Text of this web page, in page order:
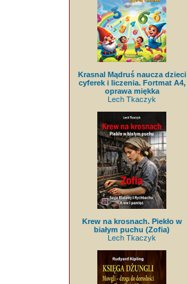
Krasnal Mądruś naucza dzieci
cyferek i liczenia. Fortmat A4,
oprawa miękka
Lech Tkaczyk
Krew na krosnach. Piekło w
białym puchu (Zofia)
Lech Tkaczyk